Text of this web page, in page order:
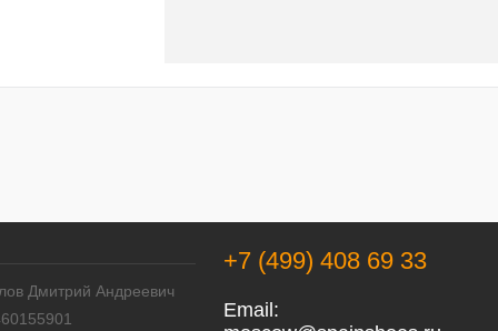
Дмитрий Андреевич
+7 (499) 408 69 33
Email: